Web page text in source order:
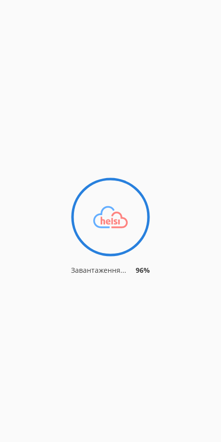
Завантаження... 96%